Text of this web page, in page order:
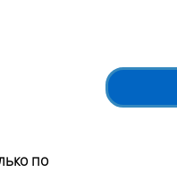
по